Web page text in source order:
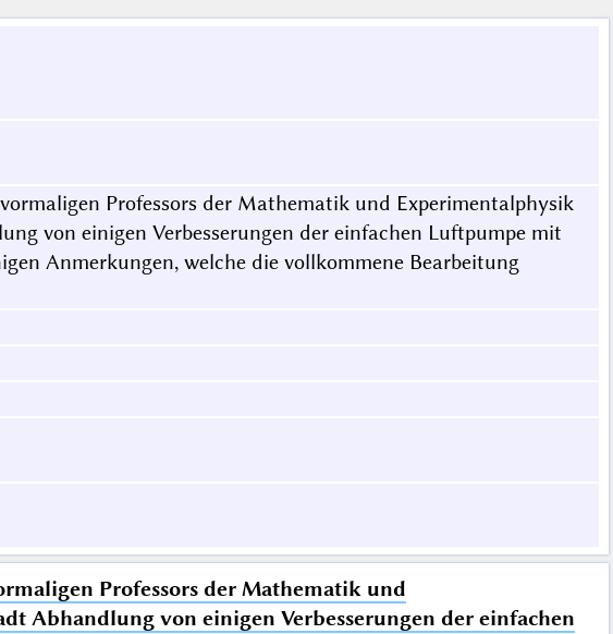
Professors der Mathematik und Experimentalphysik
von einigen Verbesserungen der einfachen Luftpumpe mit
Anmerkungen, welche die vollkommene Bearbeitung
Professors der Mathematik und
Abhandlung von einigen Verbesserungen der einfachen